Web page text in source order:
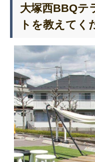
大塚西BBQテ
トを教えてく